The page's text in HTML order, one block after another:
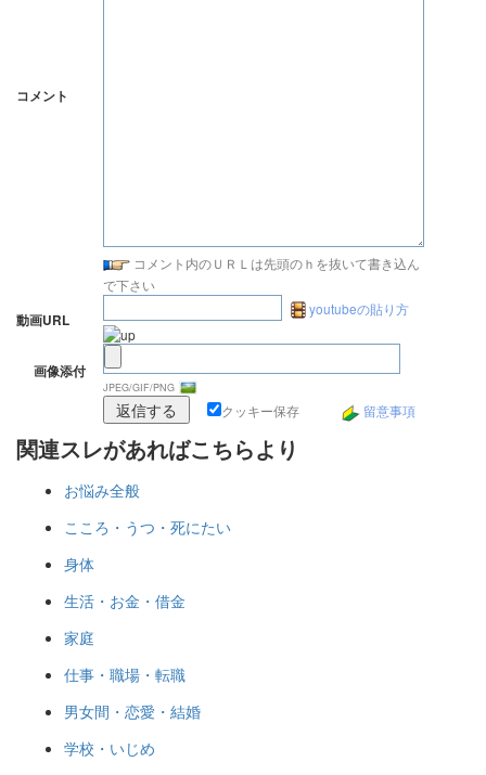
コメント
コメント内のＵＲＬは先頭のｈを抜いて書き込ん
で下さい
動画URL
youtubeの貼り方
画像添付
JPEG/GIF/PNG
クッキー保存 留意事項
関連スレがあればこちらより
お悩み全般
こころ・うつ・死にたい
身体
生活・お金・借金
家庭
仕事・職場・転職
男女間・恋愛・結婚
学校・いじめ